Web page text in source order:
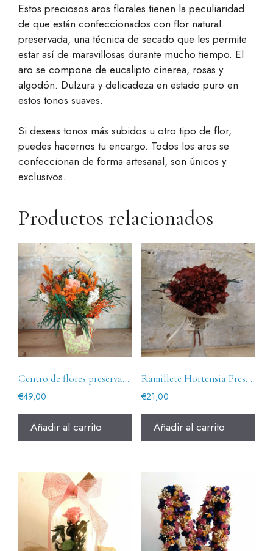
Estos preciosos aros florales tienen la peculiaridad
de que están confeccionados con flor natural
preservada, una técnica de secado que les permite
estar así de maravillosas durante mucho tiempo. El
aro se compone de eucalipto cinerea, rosas y
algodón. Dulzura y delicadeza en estado puro en
estos tonos suaves.
Si deseas tonos más subidos u otro tipo de flor,
puedes hacernos tu encargo. Todos los aros se
confeccionan de forma artesanal, son únicos y
exclusivos.
Productos relacionados
Centro de flores preservadas La Taronja
€49,00
Añadir al carrito
Ramillete Hortensia Preservada Granate
€21,00
Añadir al carrito